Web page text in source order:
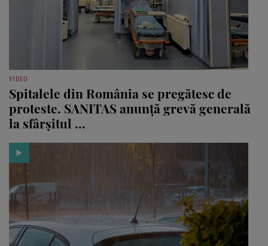
VIDEO
Spitalele din România se pregătesc de
proteste. SANITAS anunță grevă generală
la sfârșitul ...